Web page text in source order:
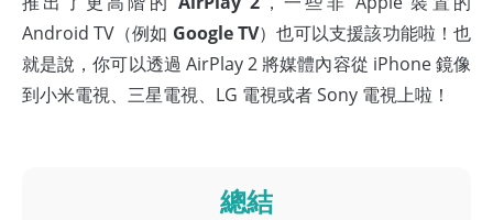
Android TV（例如 Google TV）也可以支援該功能啦！也
就是說，你可以透過 AirPlay 2 將媒體內容從 iPhone 鏡像
到小米電視、三星電視、LG 電視或者 Sony 電視上啦！
總結